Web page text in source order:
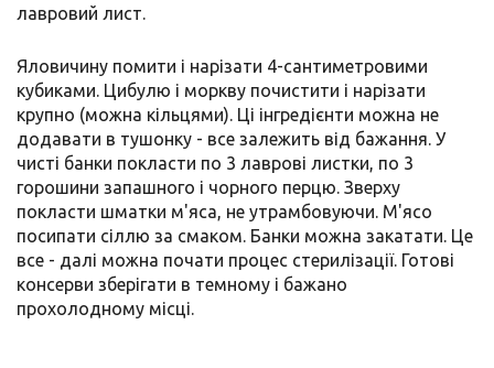
лавровий лист.
Яловичину помити і нарізати 4-сантиметровими
кубиками. Цибулю і моркву почистити і нарізати
крупно (можна кільцями). Ці інгредієнти можна не
додавати в тушонку - все залежить від бажання. У
чисті банки покласти по 3 лаврові листки, по 3
горошини запашного і чорного перцю. Зверху
покласти шматки м'яса, не утрамбовуючи. М'ясо
посипати сіллю за смаком. Банки можна закатати. Це
все - далі можна почати процес стерилізації. Готові
консерви зберігати в темному і бажано
прохолодному місці.